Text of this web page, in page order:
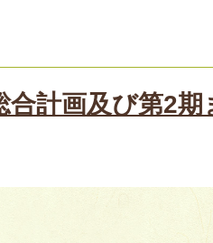
合計画及び第2